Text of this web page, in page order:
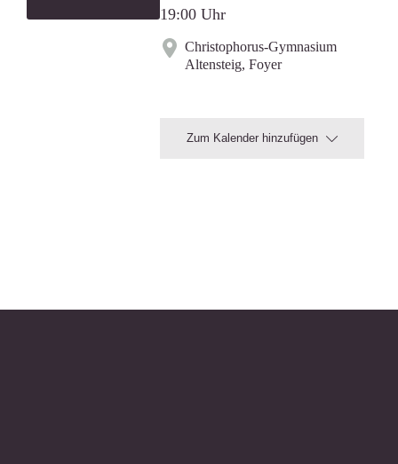
19:00 Uhr
Christophorus-Gymnasium
Altensteig, Foyer
Zum Kalender hinzufügen